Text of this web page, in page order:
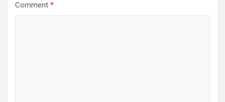
Comment *